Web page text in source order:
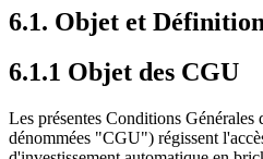
6.1. Objet et
6.1.1 Objet des CGU
Les présentes Conditions
dénommées "CGU") régissent